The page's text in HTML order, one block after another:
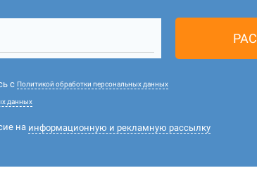
с Политикой обработки персональных данных
данных
на информационную и рекламную рассылку